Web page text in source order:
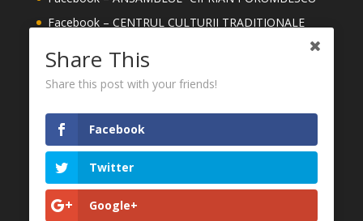
Facebook – CENTRUL CULTURII TRADITIONALE
SUCEAVA
Facebook – MEȘTERI DIN JUDETUL SUCEAVA
YouTube – CENTRUL CULTURAL BUCOVINA
CONSILIUL JUDEȚEAN SUCEAVA
MUZEUL NAȚIONAL AL BUCOVINEI
FESTIVALUL INTERNAȚIONAL CIPRIAN
PORUMBESCU
Share This
Share this post with your friends!
Facebook
Twitter
Google+